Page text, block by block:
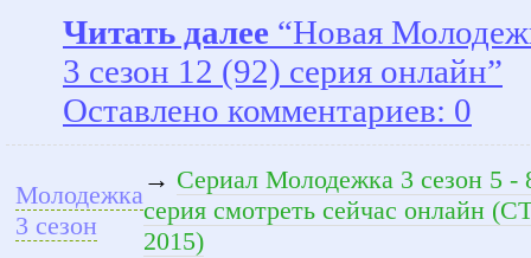
Читать далее “Новая
3 сезон 12 (92) серия онлайн”
Оставлено комментариев: 0
Молодежка
3 сезон
→ Сериал Молодежка 3 сезон 5 -
серия смотреть сейчас онлайн
2015)